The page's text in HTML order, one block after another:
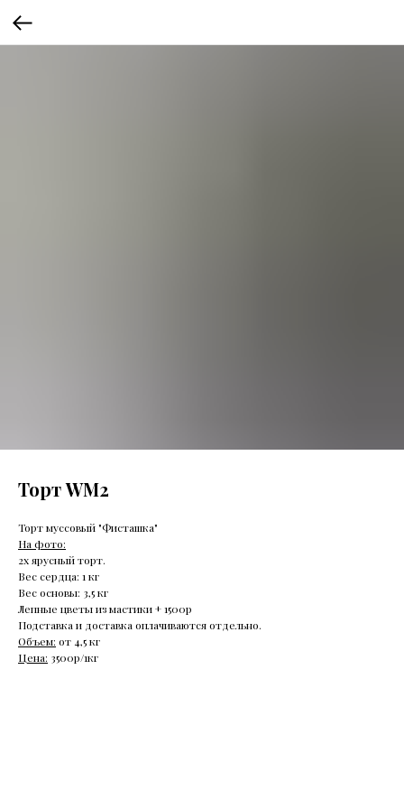
Торт WM2
Торт муссовый "Фисташка"
На фото:
2х ярусный торт.
Вес сердца: 1 кг
Вес основы: 3,5 кг
Лепные цветы из мастики + 1500р
Подставка и доставка оплачиваются отдельно.
Объем: от 4,5 кг
Цена: 3500р/1кг